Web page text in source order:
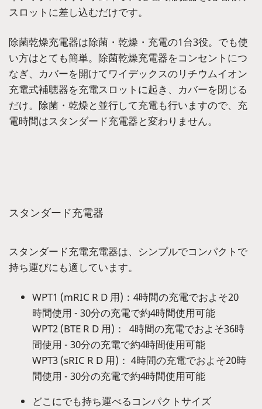
スロットに差し込むだけです。
除菌乾燥充電器は除菌・乾燥・充電の1台3役。でも使
い方はとても簡単。除菌乾燥充電器をコンセントにつ
なぎ、カバーを開けてワイデックスのリチウムイオン
充電式補聴器を充電スロットに起き、カバーを閉じる
だけ。除菌・乾燥と並行して充電も行いますので、充
電時間はスタンダード充電器と変わりません。
スタンダード充電器
スタンダード充電充電器は、シンプルでコンパクトで
持ち運びにも適しています。
WPT1 (mRIC R D 用)：4時間の充電でおよそ20
時間使用 - 30分の充電で約4時間使用可能
WPT2 (BTE R D 用)： 4時間の充電でおよそ36時
間使用 - 30分の充電で約4時間使用可能
WPT3 (sRIC R D 用)： 4時間の充電でおよそ20時
間使用 - 30分の充電で約4時間使用可能
どこにでも持ち運べるコンパクトサイズ